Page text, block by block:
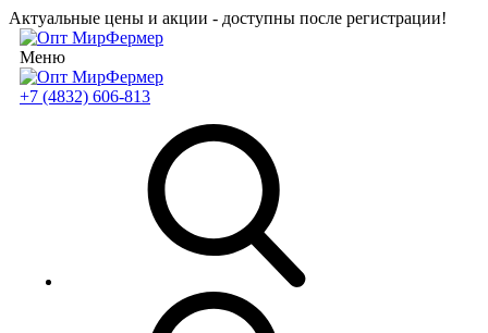
Актуальные цены и акции - доступны после регистрации!
Меню
+7 (4832) 606-813